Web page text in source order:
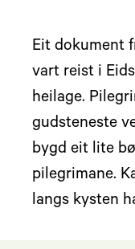
Eit dokument
vart reist i
heilage.
gudsteneste
bygd eit lite
pilegrimane.
langs kysten